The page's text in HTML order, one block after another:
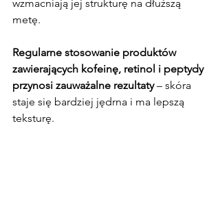
wzmacniają jej strukturę na dłuższą
metę.
Regularne stosowanie produktów
zawierających kofeinę, retinol i peptydy
przynosi zauważalne rezultaty – skóra
staje się bardziej jędrna i ma lepszą
teksturę.